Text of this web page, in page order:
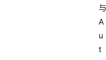
与
A
u
t